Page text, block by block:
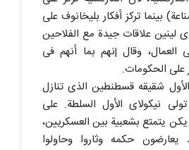
بینما ترکز أفکار بلیخانوف على
لینین علاقات جیدة مع الفلاحین
العمال، وقال إنهم بما أنهم فی
على الحکومات.
شقیقه قسطنطین الذی تنازل
نیکولای الأول السلطة. على
یتمتع بشعبیة بین العسکریین،
حکمه وثاروا وحاولوا